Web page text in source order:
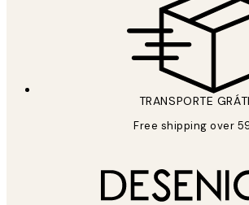
TRANSPORTE
Free shipping over